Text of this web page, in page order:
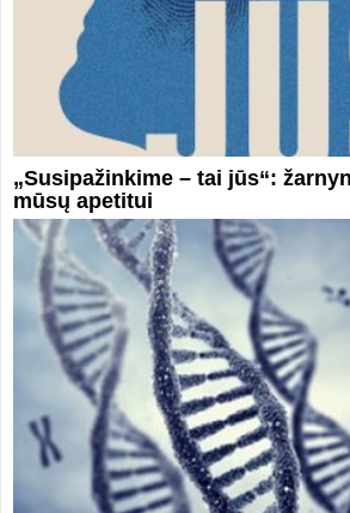
„Susipažinkime – tai jūs“:
mūsų apetitui